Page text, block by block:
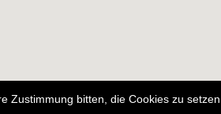
Zustimmung bitten, die Cookies zu setzen.